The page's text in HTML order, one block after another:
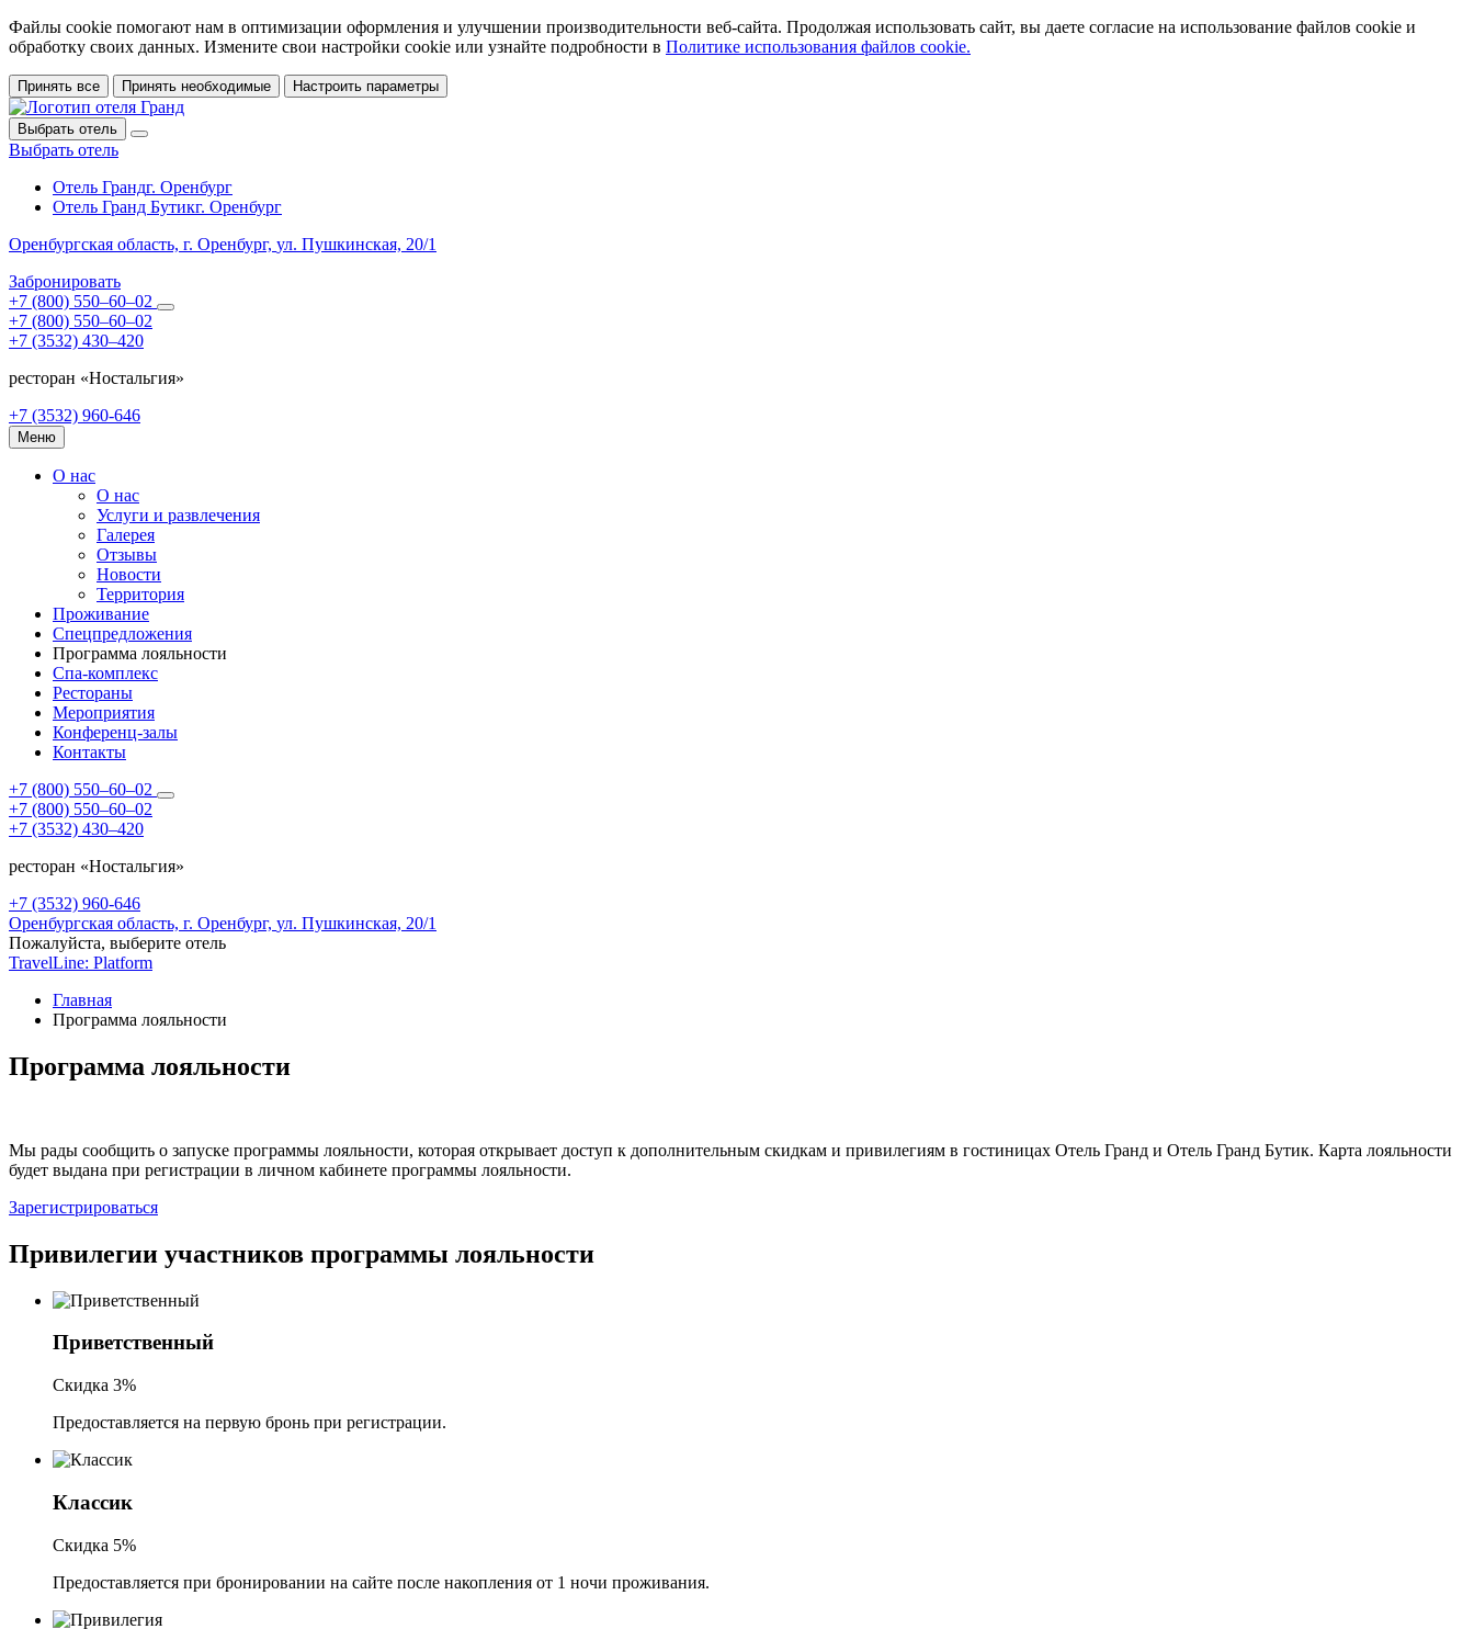
Файлы cookie помогают нам в оптимизации оформления и улучшении производительности веб-сайта. Продолжая использовать сайт, вы даете согласие на использование файлов cookie и
обработку своих данных. Измените свои настройки cookie или узнайте подробности в Политике использования файлов cookie.
Принять все Принять необходимые Настроить параметры
Выбрать отель
Выбрать отель
Отель Грандг. Оренбург
Отель Гранд Бутикг. Оренбург
Оренбургская область, г. Оренбург, ул. Пушкинская, 20/1
Забронировать
+7 (800) 550‒60‒02
+7 (800) 550‒60‒02
+7 (3532) 430‒420
ресторан «Ностальгия»
+7 (3532) 960-646
Меню
О нас
О нас
Услуги и развлечения
Галерея
Отзывы
Новости
Территория
Проживание
Спецпредложения
Программа лояльности
Спа-комплекс
Рестораны
Мероприятия
Конференц-залы
Контакты
+7 (800) 550‒60‒02
+7 (800) 550‒60‒02
+7 (3532) 430‒420
ресторан «Ностальгия»
+7 (3532) 960-646
Оренбургская область, г. Оренбург, ул. Пушкинская, 20/1
Пожалуйста, выберите отель
TravelLine: Platform
Главная
Программа лояльности
Программа лояльности
Мы рады сообщить о запуске программы лояльности, которая открывает доступ к дополнительным скидкам и привилегиям в гостиницах Отель Гранд и Отель Гранд Бутик. Карта лояльности
будет выдана при регистрации в личном кабинете программы лояльности.
Зарегистрироваться
Привилегии участников программы лояльности
Приветственный
Скидка 3%
Предоставляется на первую бронь при регистрации.
Классик
Скидка 5%
Предоставляется при бронировании на сайте после накопления от 1 ночи проживания.